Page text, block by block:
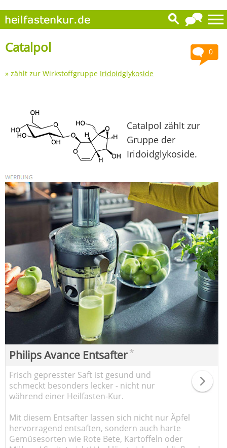
0
Catalpol
» zählt zur Wirkstoffgruppe Iridoidglykoside
Catalpol zählt zur
Gruppe der
Iridoidglykoside.
Philips Avance Entsafter*
Frisch gepresster Saft ist gesund und
schmeckt besonders lecker - nicht nur
während einer Heilfasten-Kur.
Mit diesem Entsafter lassen sich nicht nur Äpfel
hervorragend entsaften, sondern auch harte
Gemüsesorten wie Rote Bete, Kartoffeln oder